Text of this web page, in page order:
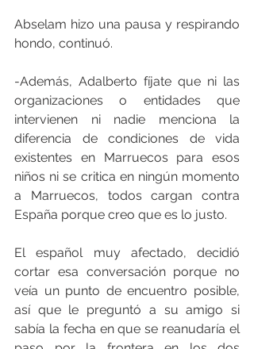
Abselam hizo una pausa y respirando
hondo, continuó.
-Además, Adalberto fíjate que ni las
organizaciones o entidades que
intervienen ni nadie menciona la
diferencia de condiciones de vida
existentes en Marruecos para esos
niños ni se critica en ningún momento
a Marruecos, todos cargan contra
España porque creo que es lo justo.
El español muy afectado, decidió
cortar esa conversación porque no
veía un punto de encuentro posible,
así que le preguntó a su amigo si
sabía la fecha en que se reanudaría el